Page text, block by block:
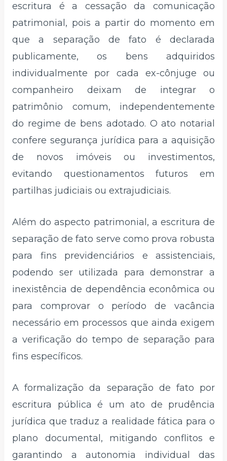
escritura é a cessação da comunicação
patrimonial, pois a partir do momento em
que a separação de fato é declarada
publicamente, os bens adquiridos
individualmente por cada ex-cônjuge ou
companheiro deixam de integrar o
patrimônio comum, independentemente
do regime de bens adotado. O ato notarial
confere segurança jurídica para a aquisição
de novos imóveis ou investimentos,
evitando questionamentos futuros em
partilhas judiciais ou extrajudiciais.
Além do aspecto patrimonial, a escritura de
separação de fato serve como prova robusta
para fins previdenciários e assistenciais,
podendo ser utilizada para demonstrar a
inexistência de dependência econômica ou
para comprovar o período de vacância
necessário em processos que ainda exigem
a verificação do tempo de separação para
fins específicos.
A formalização da separação de fato por
escritura pública é um ato de prudência
jurídica que traduz a realidade fática para o
plano documental, mitigando conflitos e
garantindo a autonomia individual das